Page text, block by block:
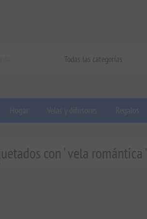
Hogar Velas y difusores Regalos
con ' vela romántica '